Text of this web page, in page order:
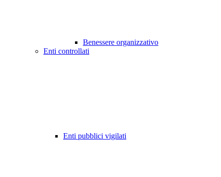
Benessere organizzativo
Enti controllati
Enti pubblici vigilati